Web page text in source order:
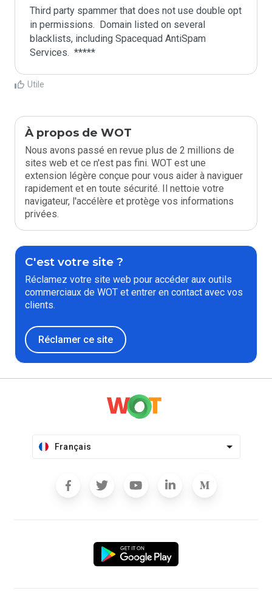
Third party spammer that does not use double opt
in permissions.  Domain listed on several
blacklists, including Spacequad AntiSpam
Utile
À propos de WOT
Nous avons passé en revue plus de 2 millions de
sites web et ce n'est pas fini. WOT est une
extension légère conçue pour vous aider à naviguer
rapidement et en toute sécurité. Il nettoie votre
navigateur, l'accélère et protège vos informations
privées.
C'est votre site ?
Réclamez votre site web pour accéder aux outils
commerciaux de WOT et entrer en contact avec vos
clients.
Réclamer ce site
Français